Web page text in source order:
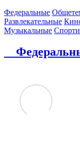
Федеральные
Развлекательные
Музыкальные